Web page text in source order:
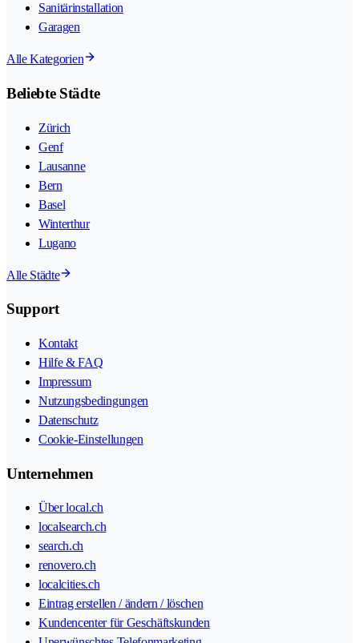
Sanitärinstallation
Garagen
Alle Kategorien
Beliebte Städte
Zürich
Genf
Lausanne
Bern
Basel
Winterthur
Lugano
Alle Städte
Support
Kontakt
Hilfe & FAQ
Impressum
Nutzungsbedingungen
Datenschutz
Cookie-Einstellungen
Unternehmen
Über local.ch
localsearch.ch
search.ch
renovero.ch
localcities.ch
Eintrag erstellen / ändern / löschen
Kundencenter für Geschäftskunden